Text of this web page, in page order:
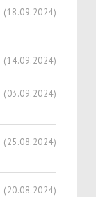
(18.09.2024)
(14.09.2024)
(03.09.2024)
(25.08.2024)
(20.08.2024)